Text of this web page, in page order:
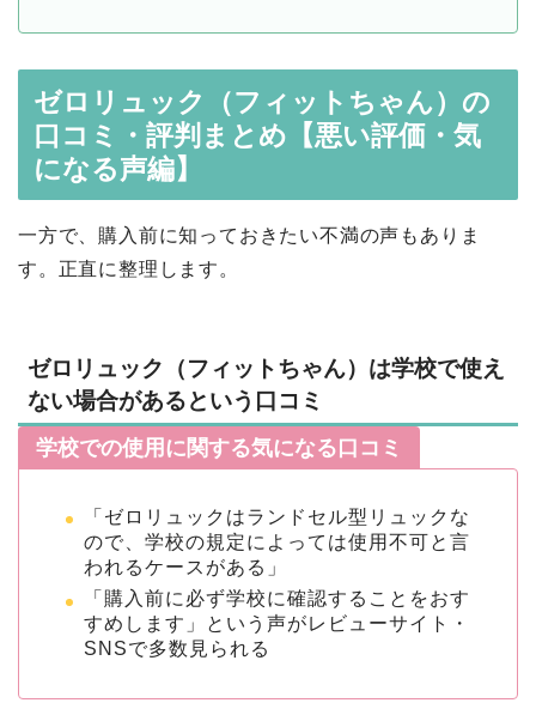
ゼロリュック（フィットちゃん）の
口コミ・評判まとめ【悪い評価・気
になる声編】
一方で、購入前に知っておきたい不満の声もありま
す。正直に整理します。
ゼロリュック（フィットちゃん）は学校で使え
ない場合があるという口コミ
学校での使用に関する気になる口コミ
「ゼロリュックはランドセル型リュックな
ので、学校の規定によっては使用不可と言
われるケースがある」
「購入前に必ず学校に確認することをおす
すめします」という声がレビューサイト・
SNSで多数見られる